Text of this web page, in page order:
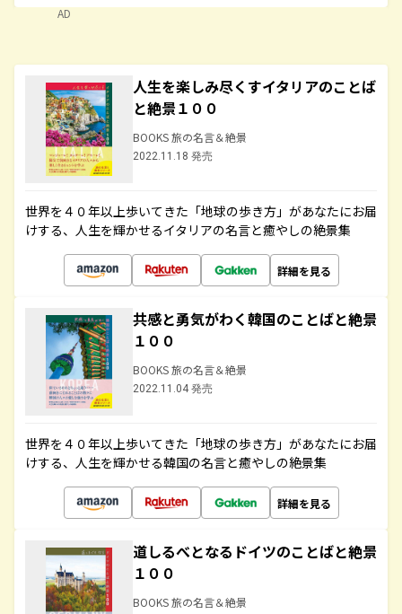
AD
人生を楽しみ尽くすイタリアのことば
と絶景１００
BOOKS 旅の名言＆絶景
2022.11.18 発売
世界を４０年以上歩いてきた「地球の歩き方」があなたにお届
けする、人生を輝かせるイタリアの名言と癒やしの絶景集
詳細を見る
共感と勇気がわく韓国のことばと絶景
１００
BOOKS 旅の名言＆絶景
2022.11.04 発売
世界を４０年以上歩いてきた「地球の歩き方」があなたにお届
けする、人生を輝かせる韓国の名言と癒やしの絶景集
詳細を見る
道しるべとなるドイツのことばと絶景
１００
BOOKS 旅の名言＆絶景